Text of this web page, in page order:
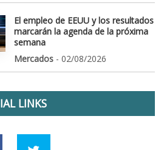
El empleo de EEUU y los resultados
marcarán la agenda de la próxima
semana
Mercados - 02/08/2026
LINKS